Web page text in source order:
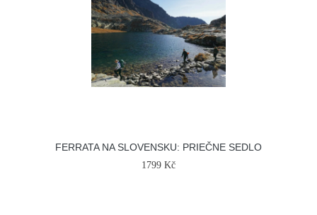
FERRATA NA SLOVENSKU: PRIEČNE SEDLO
1799 Kč